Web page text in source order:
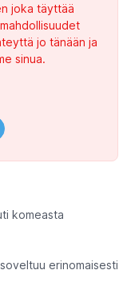
joka täyttää
jo tänään ja
sinua.
komeasta
erinomaisesti